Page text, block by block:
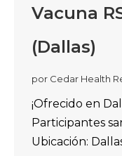
Vacuna
(Dallas)
por Cedar Health
¡Ofrecido en
Participantes
Ubicación: